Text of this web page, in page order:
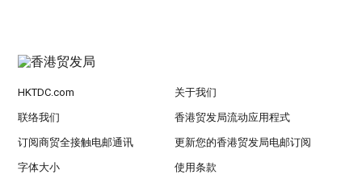
HKTDC.com 关于我们
联络我们 香港贸发局流动应用程式
订阅商贸全接触电邮通讯 更新您的香港贸发局电邮订阅
字体大小 使用条款